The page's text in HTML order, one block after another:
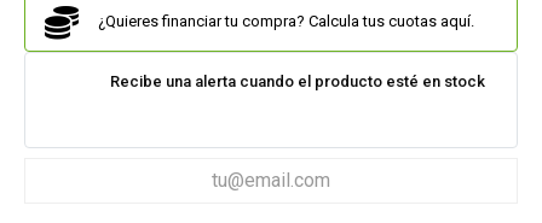
¿Quieres financiar tu compra? Calcula tus cuotas aquí.
Recibe una alerta cuando el producto esté en stock